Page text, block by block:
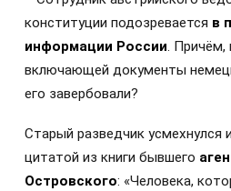
конституции подозревается в
информации России. Причём,
включающей документы
его завербовали?
Старый разведчик усмехнулся
цитатой из книги бывшего
Островского: «Человека,